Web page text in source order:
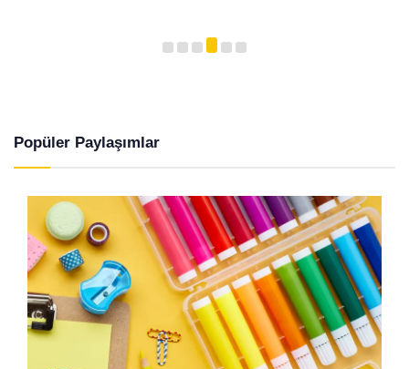
Popüler Paylaşımlar